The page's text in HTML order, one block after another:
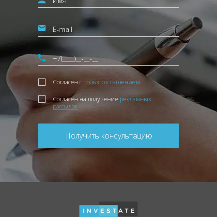
Согласен с польз. соглашением
Согласен на получение рекламных
рассылок
Получить консультацию